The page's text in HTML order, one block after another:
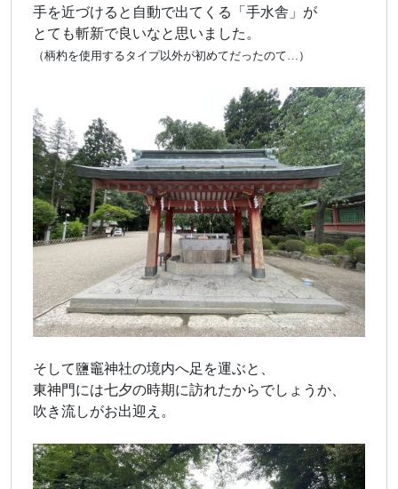
手を近づけると自動で出てくる「手水舎」が
とても斬新で良いなと思いました。
（柄杓を使用するタイプ以外が初めてだったのて…）
そして鹽竈神社の境内へ足を運ぶと、
東神門には七夕の時期に訪れたからでしょうか、
吹き流しがお出迎え。